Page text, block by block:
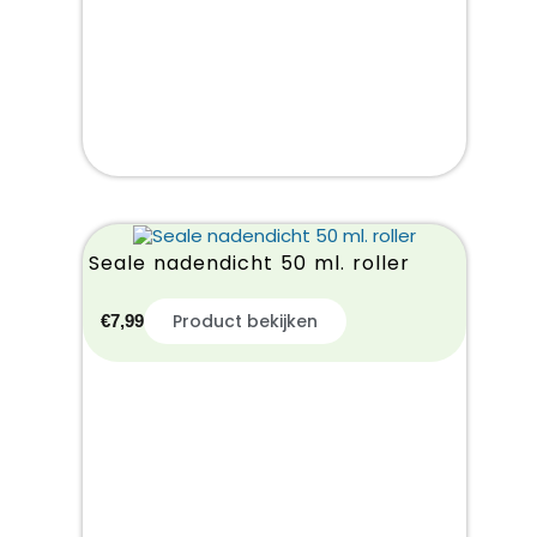
Seale nadendicht 50 ml. roller
€7,99 Product bekijken